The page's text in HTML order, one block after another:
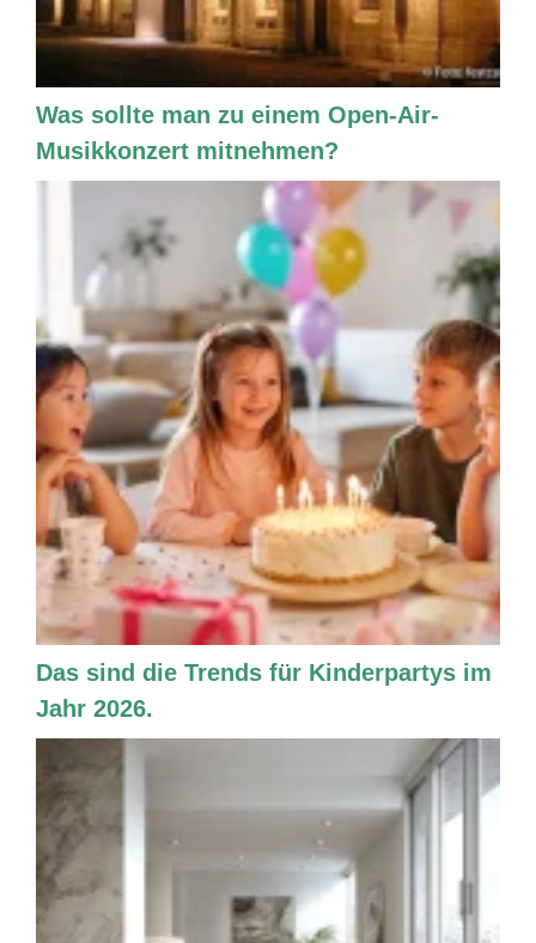
Was sollte man zu einem Open-Air-
Musikkonzert mitnehmen?
Das sind die Trends für Kinderpartys im
Jahr 2026.